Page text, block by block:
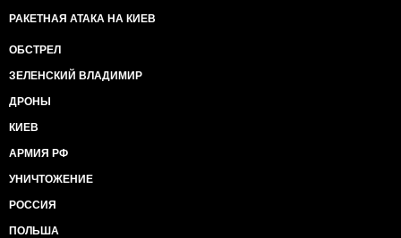
РАКЕТНАЯ АТАКА НА КИЕВ
ОБСТРЕЛ
ЗЕЛЕНСКИЙ ВЛАДИМИР
ДРОНЫ
КИЕВ
АРМИЯ РФ
УНИЧТОЖЕНИЕ
РОССИЯ
ПОЛЬША